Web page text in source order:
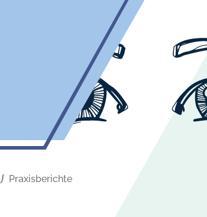
Praxisberichte